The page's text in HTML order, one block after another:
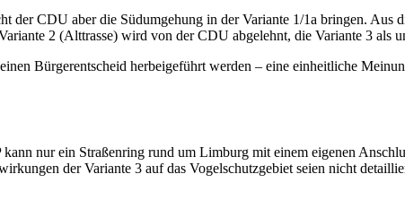
der CDU aber die Südumgehung in der Variante 1/1a bringen.
2 (Alttrasse) wird von der CDU abgelehnt, die Variante 3 als
Bürgerentscheid herbeigeführt werden – eine einheitliche
nur ein Straßenring rund um Limburg mit einem eigenen
der Variante 3 auf das Vogelschutzgebiet seien nicht